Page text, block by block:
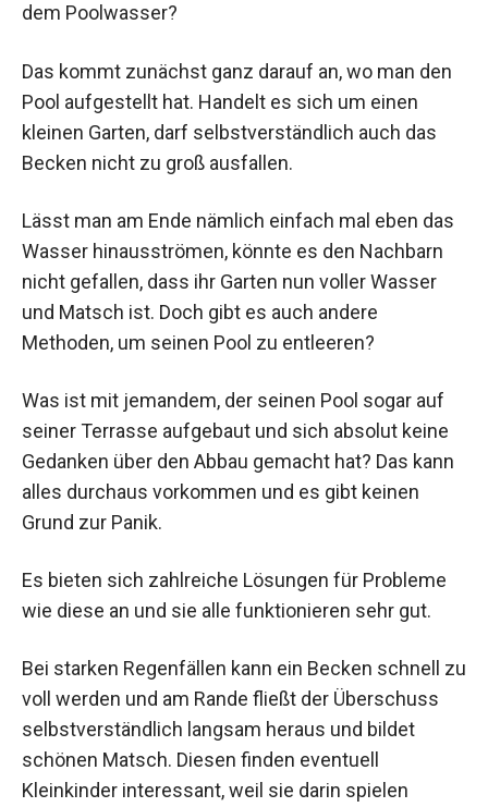
dem Poolwasser?
Das kommt zunächst ganz darauf an, wo man den
Pool aufgestellt hat. Handelt es sich um einen
kleinen Garten, darf selbstverständlich auch das
Becken nicht zu groß ausfallen.
Lässt man am Ende nämlich einfach mal eben das
Wasser hinausströmen, könnte es den Nachbarn
nicht gefallen, dass ihr Garten nun voller Wasser
und Matsch ist. Doch gibt es auch andere
Methoden, um seinen Pool zu entleeren?
Was ist mit jemandem, der seinen Pool sogar auf
seiner Terrasse aufgebaut und sich absolut keine
Gedanken über den Abbau gemacht hat? Das kann
alles durchaus vorkommen und es gibt keinen
Grund zur Panik.
Es bieten sich zahlreiche Lösungen für Probleme
wie diese an und sie alle funktionieren sehr gut.
Bei starken Regenfällen kann ein Becken schnell zu
voll werden und am Rande fließt der Überschuss
selbstverständlich langsam heraus und bildet
schönen Matsch. Diesen finden eventuell
Kleinkinder interessant, weil sie darin spielen